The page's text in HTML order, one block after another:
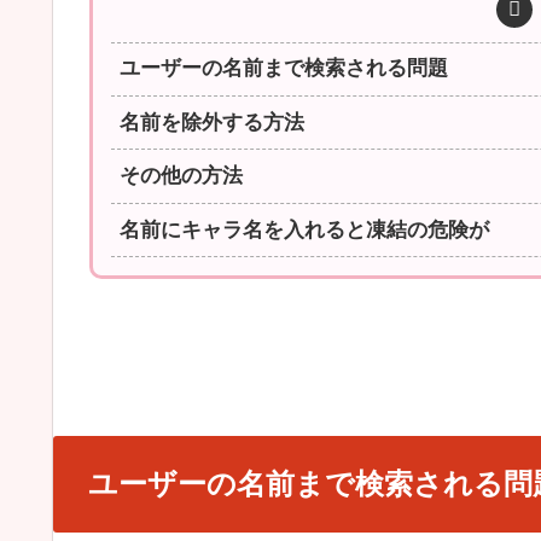
ユーザーの名前まで検索される問題
名前を除外する方法
その他の方法
名前にキャラ名を入れると凍結の危険が
ユーザーの名前まで検索される問